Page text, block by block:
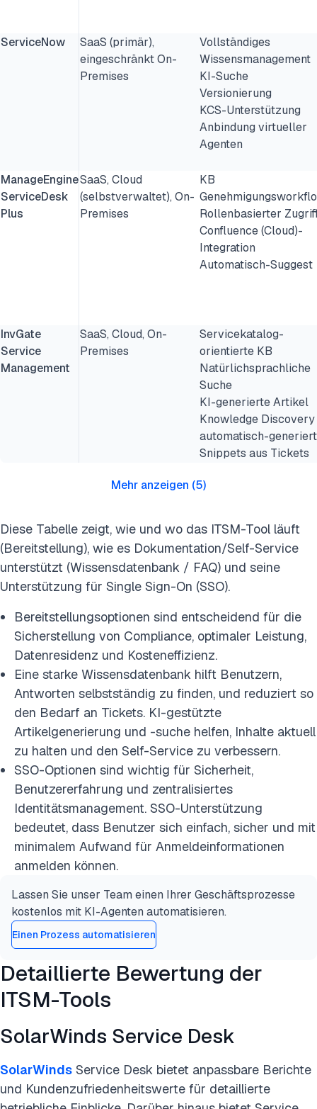
ServiceNow
SaaS (primär),
eingeschränkt On-
Premises
Vollständiges
Wissensmanagement
KI-Suche
Versionierung
KCS-Unterstützung
Anbindung virtueller
Agenten
ManageEngine
ServiceDesk
Plus
SaaS, Cloud
(selbstverwaltet), On-
Premises
KB
Rollenbasierter
Confluence (Cloud)-
Integration
Automatisch-Suggest
InvGate
Service
Management
SaaS, Cloud, On-
Premises
Servicekatalog-
orientierte KB
Natürlichsprachliche
Suche
KI-generierte Artikel
Knowledge Discovery
automatisch-generiert
Snippets aus Tickets
Mehr anzeigen (5)
Diese Tabelle zeigt, wie und wo das ITSM-Tool läuft
(Bereitstellung), wie es Dokumentation/Self-Service
unterstützt (Wissensdatenbank / FAQ) und seine
Unterstützung für Single Sign-On (SSO).
Bereitstellungsoptionen sind entscheidend für die
Sicherstellung von Compliance, optimaler Leistung,
Datenresidenz und Kosteneffizienz.
Eine starke Wissensdatenbank hilft Benutzern,
Antworten selbstständig zu finden, und reduziert so
den Bedarf an Tickets. KI-gestützte
Artikelgenerierung und -suche helfen, Inhalte aktuell
zu halten und den Self-Service zu verbessern.
SSO-Optionen sind wichtig für Sicherheit,
Benutzererfahrung und zentralisiertes
Identitätsmanagement. SSO-Unterstützung
bedeutet, dass Benutzer sich einfach, sicher und mit
minimalem Aufwand für Anmeldeinformationen
anmelden können.
Lassen Sie unser Team einen Ihrer Geschäftsprozesse
kostenlos mit KI-Agenten automatisieren.
Einen Prozess automatisieren
Detaillierte Bewertung der
ITSM-Tools
SolarWinds Service Desk
SolarWinds Service Desk bietet anpassbare Berichte
und Kundenzufriedenheitswerte für detaillierte